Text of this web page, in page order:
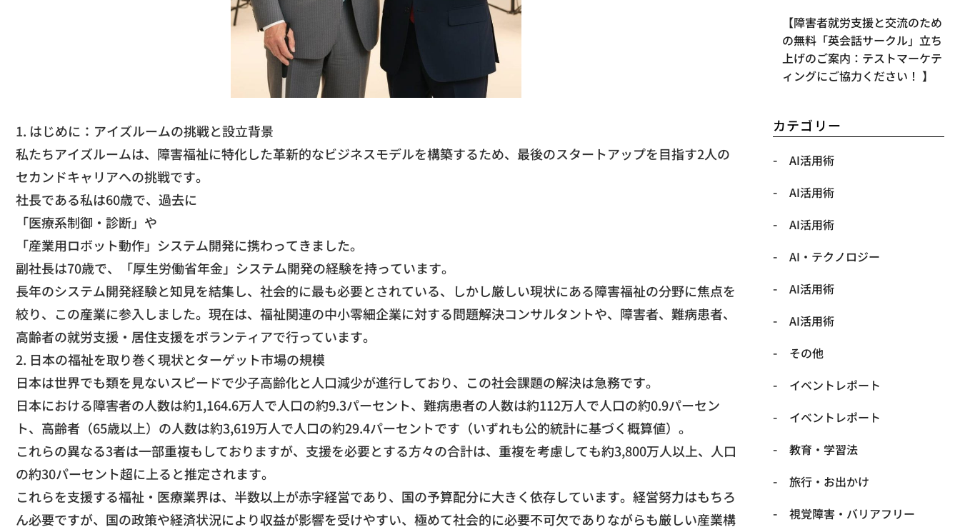
​1. はじめに：アイズルームの挑戦と設立背景
​私たちアイズルームは、障害福祉に特化した革新的なビジネスモデルを構築するため、最後のスタートアップを目指す2人の
セカンドキャリアへの挑戦です。
​社長である私は60歳で、過去に
​「医療系制御・診断」や
「産業用ロボット動作」システム開発に携わってきました。
​副社長は70歳で、「厚生労働省年金」システム開発の経験を持っています。
​長年のシステム開発経験と知見を結集し、社会的に最も必要とされている、しかし厳しい現状にある障害福祉の分野に焦点を
絞り、この産業に参入しました。現在は、福祉関連の中小零細企業に対する問題解決コンサルタントや、障害者、難病患者、
高齢者の就労支援・居住支援をボランティアで行っています。
​2. 日本の福祉を取り巻く現状とターゲット市場の規模
​日本は世界でも類を見ないスピードで少子高齢化と人口減少が進行しており、この社会課題の解決は急務です。
​日本における障害者の人数は約1,164.6万人で人口の約9.3パーセント、難病患者の人数は約112万人で人口の約0.9パーセン
ト、高齢者（65歳以上）の人数は約3,619万人で人口の約29.4パーセントです（いずれも公的統計に基づく概算値）。
​これらの異なる3者は一部重複もしておりますが、支援を必要とする方々の合計は、重複を考慮しても約3,800万人以上、人口
の約30パーセント超に上ると推定されます。
​これらを支援する福祉・医療業界は、半数以上が赤字経営であり、国の予算配分に大きく依存しています。経営努力はもちろ
ん必要ですが、国の政策や経済状況により収益が影響を受けやすい、極めて社会的に必要不可欠でありながらも厳しい産業構
【​障害者就労支援と交流のため
の無料「英会話サークル」立ち
上げのご案内：テストマーケテ
ィングにご協力ください！ 】
カテゴリー
AI活用術
AI活用術
AI活用術
​AI・テクノロジー
​AI活用術
​AI活用術
​その他
​イベントレポート
​イベントレポート
​教育・学習法
​旅行・お出かけ
​視覚障害・バリアフリー